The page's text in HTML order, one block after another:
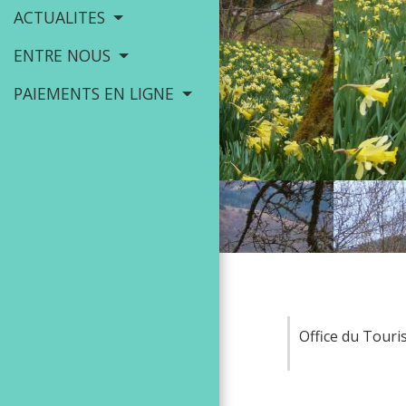
ACTUALITES
ENTRE NOUS
PAIEMENTS EN LIGNE
Office du